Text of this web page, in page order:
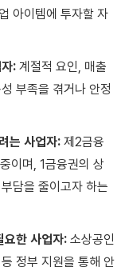
아이템에 투자할 자
: 계절적 요인, 매출
부족을 겪거나 안정
는 사업자: 제2금융
이며, 1금융권의 상
담을 줄이고자 하는
요한 사업자: 소상공인
정부 지원을 통해 안